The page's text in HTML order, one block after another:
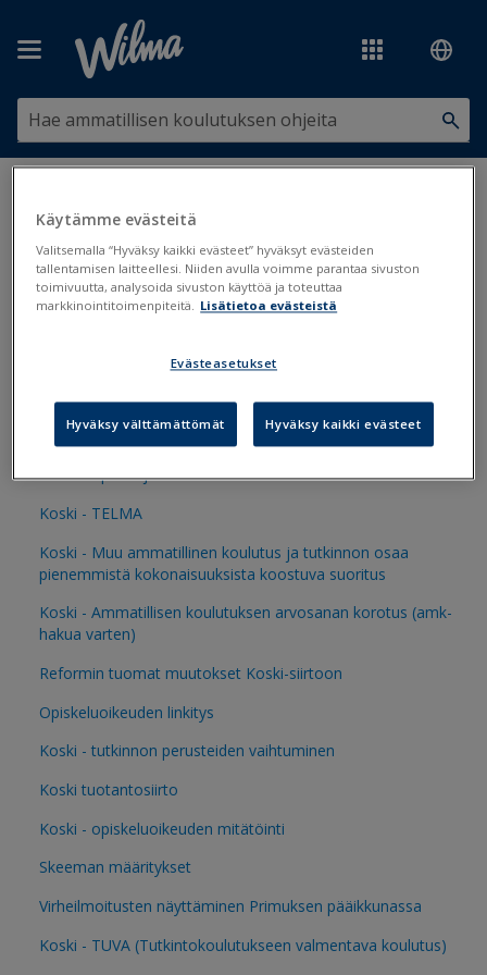
Tiedonsiirrot>Koski
Koski
Koski - kaikille yhteiset kentät
Koski - täytettävät kentät kootusti
Koski - perustiedot
Koski - opiskelijan suoritukset
Koski - TELMA
Koski - Muu ammatillinen koulutus ja tutkinnon osaa
pienemmistä kokonaisuuksista koostuva suoritus
Koski - Ammatillisen koulutuksen arvosanan korotus (amk-
hakua varten)
Reformin tuomat muutokset Koski-siirtoon
Opiskeluoikeuden linkitys
Koski - tutkinnon perusteiden vaihtuminen
Koski tuotantosiirto
Koski - opiskeluoikeuden mitätöinti
Skeeman määritykset
Virheilmoitusten näyttäminen Primuksen pääikkunassa
Koski - TUVA (Tutkintokoulutukseen valmentava koulutus)
Käytämme evästeitä
Valitsemalla “Hyväksy kaikki evästeet” hyväksyt evästeiden
tallentamisen laitteellesi. Niiden avulla voimme parantaa sivuston
toimivuutta, analysoida sivuston käyttöä ja toteuttaa
markkinointitoimenpiteitä. Lisätietoa evästeistä
Evästeasetukset
Hyväksy välttämättömät Hyväksy kaikki evästeet